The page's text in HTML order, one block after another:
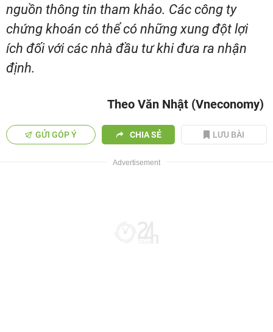
nguồn thông tin tham khảo. Các công ty
chứng khoán có thể có những xung đột lợi
ích đối với các nhà đầu tư khi đưa ra nhận
định.
Theo Văn Nhật (Vneconomy)
GỬI GÓP Ý CHIA SẺ LƯU BÀI